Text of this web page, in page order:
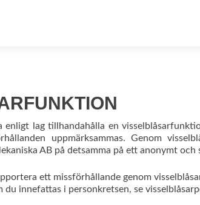
enligt lag tillhandahålla en
uppmärksammas. Genom
AB på detsamma på ett anonymt
ett missförhållande genom
du innefattas i personkretsen, se